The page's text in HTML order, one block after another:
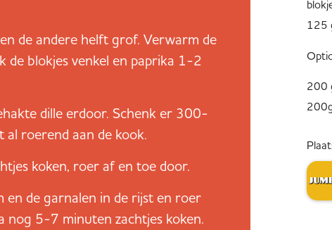
125
200
de andere helft grof. Verwarm de
de blokjes venkel en paprika 1-2
dille erdoor. Schenk er 300-
roerend aan de kook.
koken, roer af en toe door.
en de garnalen in de rijst en roer
nog 5-7 minuten zachtjes koken.